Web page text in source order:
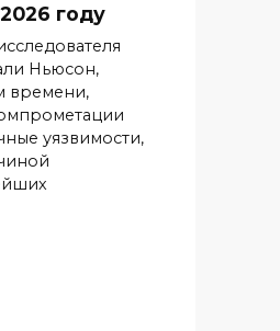
году
Ньюсон,
времени,
уязвимости,